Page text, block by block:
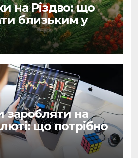
на Різдво: що
близьким у
заробляти на
що потрібно
першою